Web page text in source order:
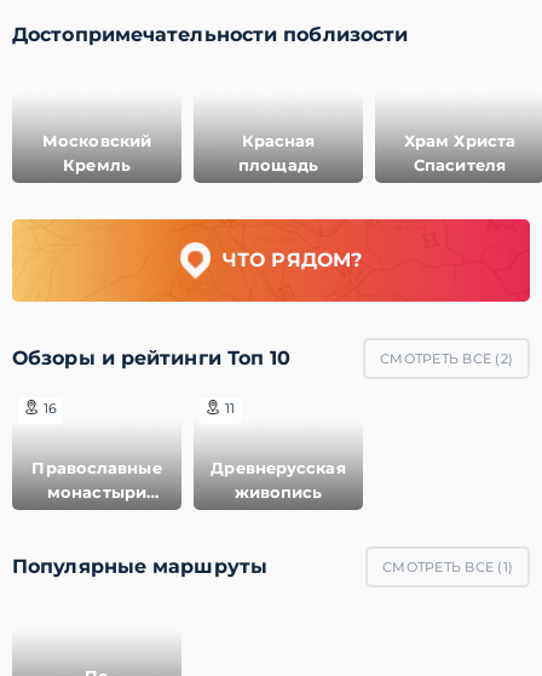
Достопримечательности поблизости
Московский
Кремль
Красная
площадь
Храм Христа
Спасителя
ЧТО РЯДОМ?
Обзоры и рейтинги Топ 10 СМОТРЕТЬ ВСЕ (2)
16
Православные
монастыри
России
11
Древнерусская
живопись
Популярные маршруты СМОТРЕТЬ ВСЕ (1)